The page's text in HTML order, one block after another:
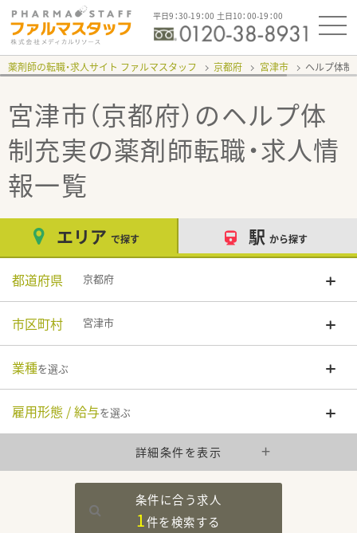
平日9：30-19：00 土日10：00-19：00
薬剤師の転職・求人サイト ファルマスタッフ 京都府 宮津市 ヘルプ体
宮津市（京都府）のヘルプ体
制充実の薬剤師転職・求人情
報一覧
エリア で探す 駅 から探す
都道府県 京都府
市区町村 宮津市
業種を選ぶ
雇用形態 / 給与を選ぶ
詳細条件を表示
条件に合う求人
1件を検索する